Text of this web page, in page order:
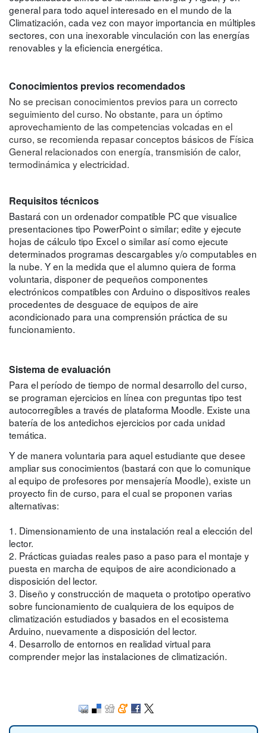
general para todo aquel interesado en el mundo de la
Climatización, cada vez con mayor importancia en múltiples
sectores, con una inexorable vinculación con las energías
renovables y la eficiencia energética.
Conocimientos previos recomendados
No se precisan conocimientos previos para un correcto
seguimiento del curso. No obstante, para un óptimo
aprovechamiento de las competencias volcadas en el
curso, se recomienda repasar conceptos básicos de Física
General relacionados con energía, transmisión de calor,
termodinámica y electricidad.
Requisitos técnicos
Bastará con un ordenador compatible PC que visualice
presentaciones tipo PowerPoint o similar; edite y ejecute
hojas de cálculo tipo Excel o similar así como ejecute
determinados programas descargables y/o computables en
la nube. Y en la medida que el alumno quiera de forma
voluntaria, disponer de pequeños componentes
electrónicos compatibles con Arduino o dispositivos reales
procedentes de desguace de equipos de aire
acondicionado para una comprensión práctica de su
funcionamiento.
Sistema de evaluación
Para el período de tiempo de normal desarrollo del curso,
se programan ejercicios en línea con preguntas tipo test
autocorregibles a través de plataforma Moodle. Existe una
batería de los antedichos ejercicios por cada unidad
temática.
Y de manera voluntaria para aquel estudiante que desee
ampliar sus conocimientos (bastará con que lo comunique
al equipo de profesores por mensajería Moodle), existe un
proyecto fin de curso, para el cual se proponen varias
alternativas:
1. Dimensionamiento de una instalación real a elección del
lector.
2. Prácticas guiadas reales paso a paso para el montaje y
puesta en marcha de equipos de aire acondicionado a
disposición del lector.
3. Diseño y construcción de maqueta o prototipo operativo
sobre funcionamiento de cualquiera de los equipos de
climatización estudiados y basados en el ecosistema
Arduino, nuevamente a disposición del lector.
4. Desarrollo de entornos en realidad virtual para
comprender mejor las instalaciones de climatización.